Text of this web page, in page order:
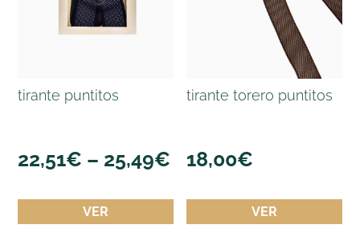
tirante puntitos
22,51€ – 25,49€
VER
tirante torero puntitos
18,00€
VER